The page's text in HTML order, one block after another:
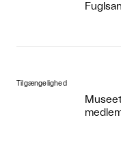
Tilgængelighed